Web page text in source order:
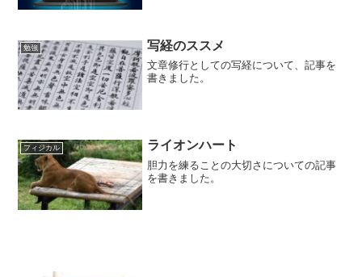
勉強 写経のススメ
文章修行としての写経について、記事を
書きました。
フィジカル ライオンハート
胆力を練ることの大切さについての記事
を書きました。